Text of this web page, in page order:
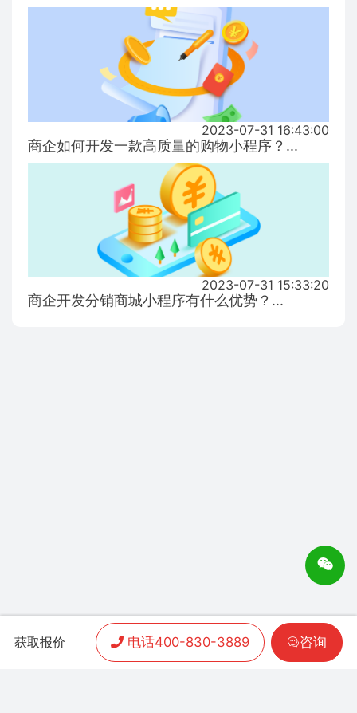
2023-07-31 16:43:00
商企如何开发一款高质量的购物小程序？...
2023-07-31 15:33:20
商企开发分销商城小程序有什么优势？...
获取报价 电话400-830-3889 咨询